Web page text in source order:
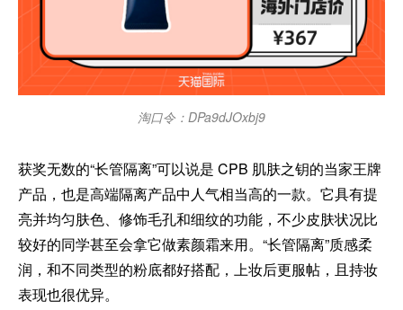
淘口令：DPa9dJOxbj9
获奖无数的“长管隔离”可以说是 CPB 肌肤之钥的当家王牌
产品，也是高端隔离产品中人气相当高的一款。它具有提
亮并均匀肤色、修饰毛孔和细纹的功能，不少皮肤状况比
较好的同学甚至会拿它做素颜霜来用。“长管隔离”质感柔
润，和不同类型的粉底都好搭配，上妆后更服帖，且持妆
表现也很优异。